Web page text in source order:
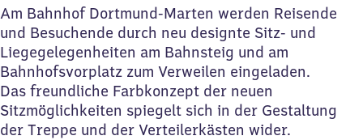
Am Bahnhof Dortmund-Marten werden Reisende
und Besuchende durch neu designte Sitz- und
Liegegelegenheiten am Bahnsteig und am
Bahnhofsvorplatz zum Verweilen eingeladen.
Das freundliche Farbkonzept der neuen
Sitzmöglichkeiten spiegelt sich in der Gestaltung
der Treppe und der Verteilerkästen wider.